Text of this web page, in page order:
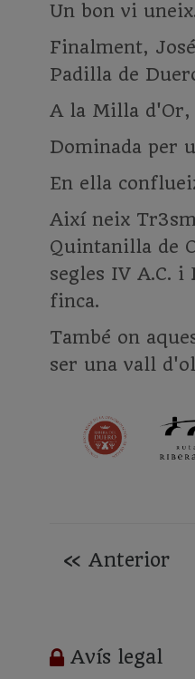
Un bon vi
Finalment,
Padilla de
A la Milla d'Or,
Dominada per
En ella
Així neix
Quintanilla de
segles IV A.C.
finca.
També on
ser una vall
«Anterior
Avís legal